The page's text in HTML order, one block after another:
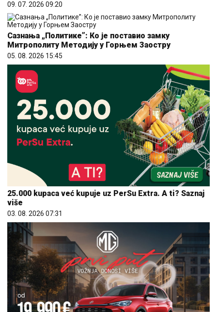
09. 07. 2026 09:20
Сазнања „Политике”: Ко је поставио замку
Митрополиту Методију у Горњем Заостру
05. 08. 2026 15:45
25.000 kupaca već kupuje uz PerSu Extra. A ti? Saznaj
više
03. 08. 2026 07:31